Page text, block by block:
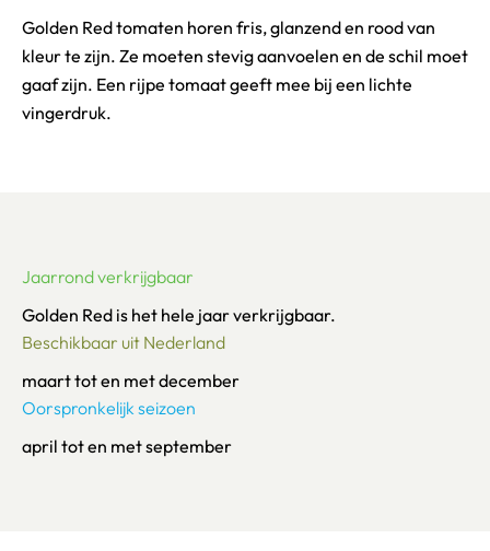
Golden Red tomaten horen fris, glanzend en rood van
kleur te zijn. Ze moeten stevig aanvoelen en de schil moet
gaaf zijn. Een rijpe tomaat geeft mee bij een lichte
vingerdruk.
Jaarrond verkrijgbaar
Golden Red is het hele jaar verkrijgbaar.
Beschikbaar uit Nederland
maart tot en met december
Oorspronkelijk seizoen
april tot en met september